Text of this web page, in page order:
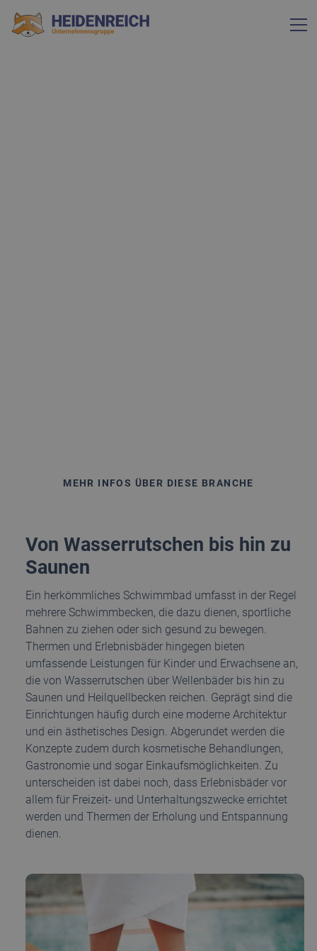
MEHR INFOS ÜBER DIESE BRANCHE
Von Wasserrutschen bis hin zu
Saunen
Ein herkömmliches Schwimmbad umfasst in der Regel
mehrere Schwimmbecken, die dazu dienen, sportliche
Bahnen zu ziehen oder sich gesund zu bewegen.
Thermen und Erlebnisbäder hingegen bieten
umfassende Leistungen für Kinder und Erwachsene an,
die von Wasserrutschen über Wellenbäder bis hin zu
Saunen und Heilquellbecken reichen. Geprägt sind die
Einrichtungen häufig durch eine moderne Architektur
und ein ästhetisches Design. Abgerundet werden die
Konzepte zudem durch kosmetische Behandlungen,
Gastronomie und sogar Einkaufsmöglichkeiten. Zu
unterscheiden ist dabei noch, dass Erlebnisbäder vor
allem für Freizeit- und Unterhaltungszwecke errichtet
werden und Thermen der Erholung und Entspannung
dienen.